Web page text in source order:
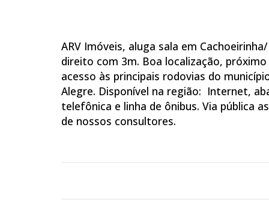
ARV Imóveis, aluga sala em
direito com 3m. Boa localização,
acesso às principais rodovias do
Alegre. Disponível na região: Internet,
telefônica e linha de ônibus. Via pública
de nossos consultores.